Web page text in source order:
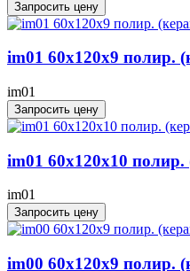
Запросить цену
im01 60x120x9 полир.
im01
Запросить цену
im01 60x120x10
im01
Запросить цену
im00 60x120x9 полир.